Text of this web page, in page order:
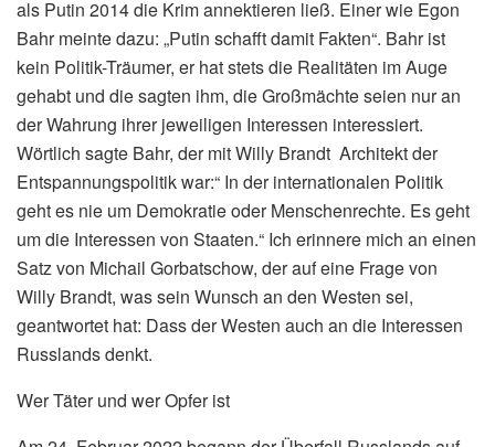
als Putin 2014 die Krim annektieren ließ. Einer wie Egon
Bahr meinte dazu: „Putin schafft damit Fakten“. Bahr ist
kein Politik-Träumer, er hat stets die Realitäten im Auge
gehabt und die sagten ihm, die Großmächte seien nur an
der Wahrung ihrer jeweiligen Interessen interessiert.
Wörtlich sagte Bahr, der mit Willy Brandt Architekt der
Entspannungspolitik war:“ In der internationalen Politik
geht es nie um Demokratie oder Menschenrechte. Es geht
um die Interessen von Staaten.“ Ich erinnere mich an einen
Satz von Michail Gorbatschow, der auf eine Frage von
Willy Brandt, was sein Wunsch an den Westen sei,
geantwortet hat: Dass der Westen auch an die Interessen
Russlands denkt.
Wer Täter und wer Opfer ist